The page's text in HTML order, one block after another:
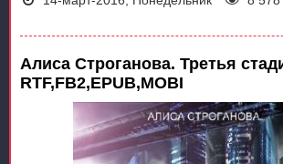
Алиса Строганова. Третья
RTF,FB2,EPUB,MOBI